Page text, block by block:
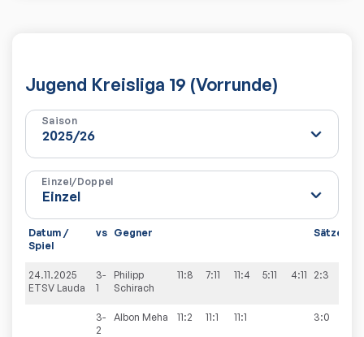
Jugend Kreisliga 19 (Vorrunde)
Saison
Einzel/Doppel
Datum /
Spiel
vs Gegner Sätze
24.11.2025
ETSV Lauda
3-
1
Philipp
Schirach
11:8 7:11 11:4 5:11 4:11 2:3
3-
2
Albon Meha 11:2 11:1 11:1 3:0